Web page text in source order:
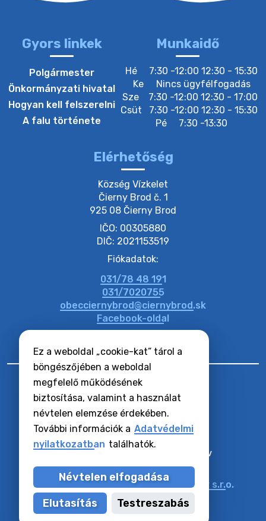
Ez a weboldal „cookie-kat” tárol a
böngészőjében a weboldal
megfelelő működésének
biztosítása, valamint a használat
névtelen elemzése érdekében.
További információk a Adatvédelmi
nyilatkozatban találhatók.
Névtelen elfogadása
Elutasítás
Testreszabás
22. július 2026 16:26
20. július 2026 12:40
20. július 2026 11:53
20. július 2026 11:48
Gyors linkek
Polgármester
Önkormányzati hivatal
Hogyan kell felszerelni
A falu története
Munkaidő
Hé
7:30 -12:00 12:30 - 15:30
Ke
Nincs ügyfélfogadás
Sze
7:30 -12:00 12:30 - 17:00
Csüt
7:30 -12:00 12:30 - 15:30
Pé
7:30 -13:30
Elérhetőség
Község Vízkelet
Čierny Brod č. 1
925 08 Čierny Brod
IČO: 00305880
DIČ: 2021153519
Fiókadatok:
031/78 48 191
031/7020755
obecciernybrod@ciernybrod.sk
Facebook-oldal
Hozzáférhetőségi nyilatkozat
Zásady ochrany osobných údajov
Cookie-k beállítása
Műszaki üzemeltető:Alphabet partner s.r.o.
Tartalomkezelő:Község Vízkelet
Utoljára frissítve:07.08.2026